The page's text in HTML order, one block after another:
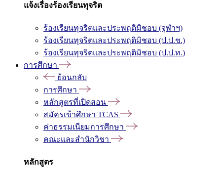
แจ้งเรื่องร้องเรียนทุจริต
ร้องเรียนทุจริตและประพฤติมิชอบ (จุฬาฯ)
ร้องเรียนทุจริตและประพฤติมิชอบ (ป.ป.ช.)
ร้องเรียนทุจริตและประพฤติมิชอบ (ป.ป.ท.)
การศึกษา
ย้อนกลับ
การศึกษา
หลักสูตรที่เปิดสอน
สมัครเข้าศึกษา TCAS
ค่าธรรมเนียมการศึกษา
คณะและสำนักวิชา
หลักสูตร